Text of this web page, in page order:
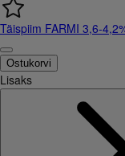
Täispiim FARMI 3,6-
Ostukorvi
Lisaks